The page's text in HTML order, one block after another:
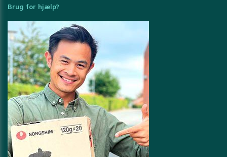
Brug for hjælp?